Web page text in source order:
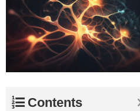
Contents